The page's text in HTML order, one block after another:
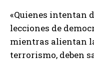
«Quienes intentan
lecciones de
mientras alientan
terrorismo, deben